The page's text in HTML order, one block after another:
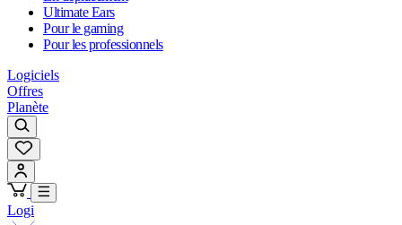
Ultimate Ears
Pour le gaming
Pour les professionnels
Logiciels
Offres
Planète
Logi